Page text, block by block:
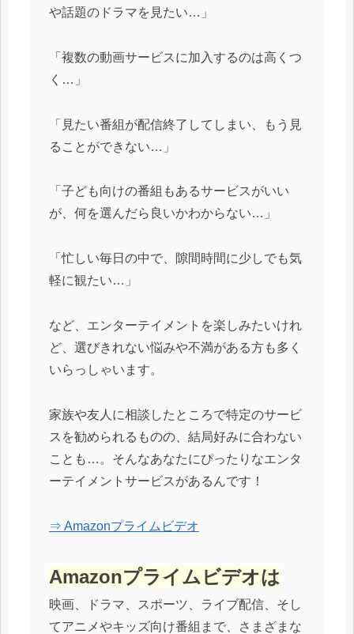
や話題のドラマを見たい…」
「複数の動画サービスに加入するのは高くつ
く…」
「見たい番組が配信終了してしまい、もう見
ることができない…」
「子ども向けの番組もあるサービスがいい
が、何を選んだら良いかわからない…」
「忙しい毎日の中で、隙間時間に少しでも気
軽に観たい…」
など、エンターテイメントを楽しみたいけれ
ど、選びきれない悩みや不満がある方も多く
いらっしゃいます。
家族や友人に相談したところで特定のサービ
スを勧められるものの、結局好みに合わない
ことも…。そんなあなたにぴったりなエンタ
ーテイメントサービスがあるんです！
⇒ Amazonプライムビデオ
Amazonプライムビデオは
映画、ドラマ、スポーツ、ライブ配信、そし
てアニメやキッズ向け番組まで、さまざまな